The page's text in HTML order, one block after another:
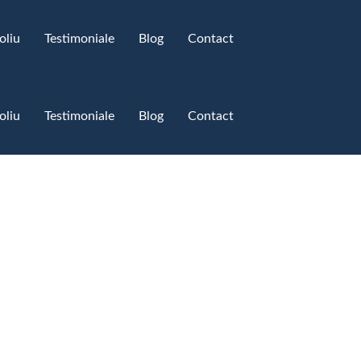
Testimoniale​ Blog Contact
Testimoniale​ Blog Contact